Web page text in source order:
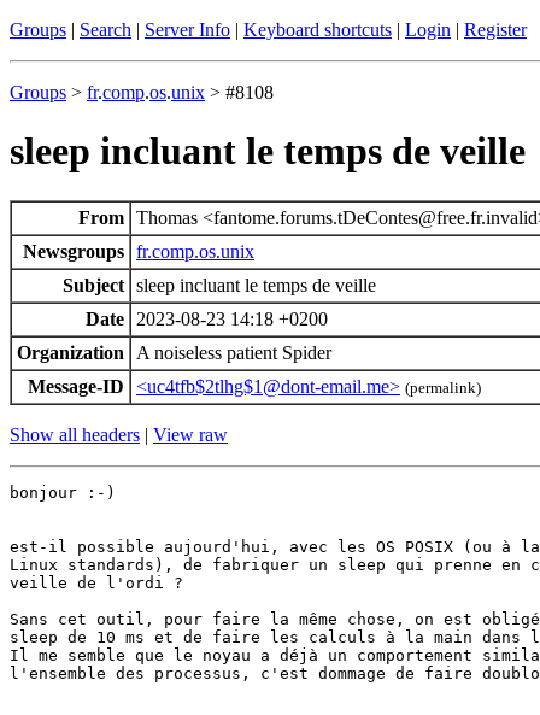
Groups | Search | Server Info | Keyboard shortcuts | Login | Register
Groups > fr.comp.os.unix > #8108
sleep incluant le temps de veille
From Thomas
Newsgroups fr.comp.os.unix
Subject sleep incluant le temps de veille
Date
2023-08-23 14:18 +0200
Organization
A noiseless patient Spider
Message-ID
<uc4tfb$2tlhg$1@dont-email.me> (permalink)
Show all headers | View raw
bonjour :-)
est-il possible aujourd'hui, avec les OS POSIX (ou à
Linux standards), de fabriquer un sleep qui prenne en
veille de l'ordi ?
Sans cet outil, pour faire la même chose, on est
sleep de 10 ms et de faire les calculs à la main dans
Il me semble que le noyau a déjà un comportement
l'ensemble des processus, c'est dommage de faire